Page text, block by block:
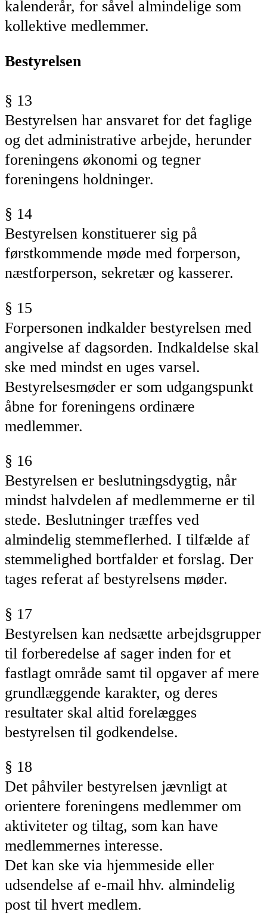
kalenderår, for såvel almindelige som
kollektive medlemmer.
Bestyrelsen
§ 13
Bestyrelsen har ansvaret for det faglige
og det administrative arbejde, herunder
foreningens økonomi og tegner
foreningens holdninger.
§ 14
Bestyrelsen konstituerer sig på
førstkommende møde med forperson,
næstforperson, sekretær og kasserer.
§ 15
Forpersonen indkalder bestyrelsen med
angivelse af dagsorden. Indkaldelse skal
ske med mindst en uges varsel.
Bestyrelsesmøder er som udgangspunkt
åbne for foreningens ordinære
medlemmer.
§ 16
Bestyrelsen er beslutningsdygtig, når
mindst halvdelen af medlemmerne er til
stede. Beslutninger træffes ved
almindelig stemmeflerhed. I tilfælde af
stemmelighed bortfalder et forslag. Der
tages referat af bestyrelsens møder.
§ 17
Bestyrelsen kan nedsætte arbejdsgrupper
til forberedelse af sager inden for et
fastlagt område samt til opgaver af mere
grundlæggende karakter, og deres
resultater skal altid forelægges
bestyrelsen til godkendelse.
§ 18
Det påhviler bestyrelsen jævnligt at
orientere foreningens medlemmer om
aktiviteter og tiltag, som kan have
medlemmernes interesse.
Det kan ske via hjemmeside eller
udsendelse af e-mail hhv. almindelig
post til hvert medlem.